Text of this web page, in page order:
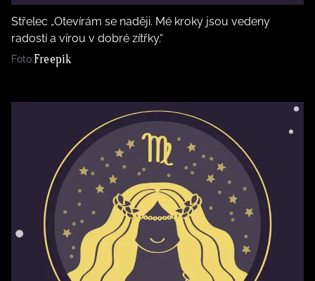
Střelec „Otevírám se naději. Mé kroky jsou vedeny
radostí a vírou v dobré zítřky.“
Foto:Freepik